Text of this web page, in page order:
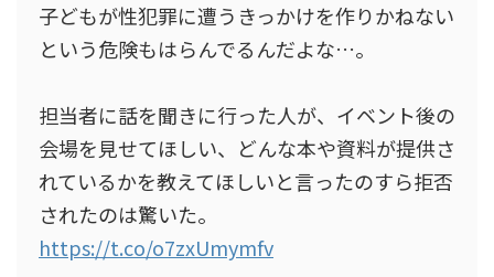
子どもが性犯罪に遭うきっかけを作りかねない
という危険もはらんでるんだよな…。
担当者に話を聞きに行った人が、イベント後の
会場を見せてほしい、どんな本や資料が提供さ
れているかを教えてほしいと言ったのすら拒否
されたのは驚いた。
https://t.co/o7zxUmymfv